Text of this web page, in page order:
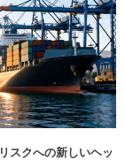
スクへの新しいヘッ